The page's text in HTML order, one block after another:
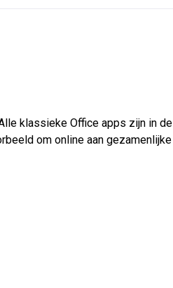
klassieke Office apps zijn in de
om online aan gezamenlijke